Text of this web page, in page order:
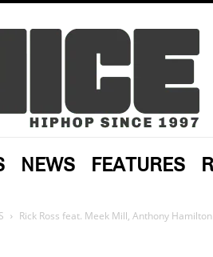
NEWS FEATURES
Rick Ross feat. Meek Mill, Anthony